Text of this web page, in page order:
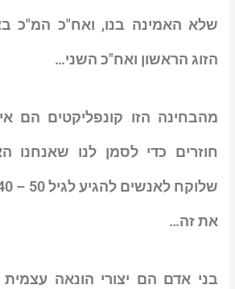
שלא האמינה בנו, ואח"כ המ"כ
הזוג הראשון ואח"כ השני…
מהבחינה הזו קונפליקטים הם
חוזרים כדי לסמן לנו שאנחנו
את זה…
בני אדם הם יצורי הונאה